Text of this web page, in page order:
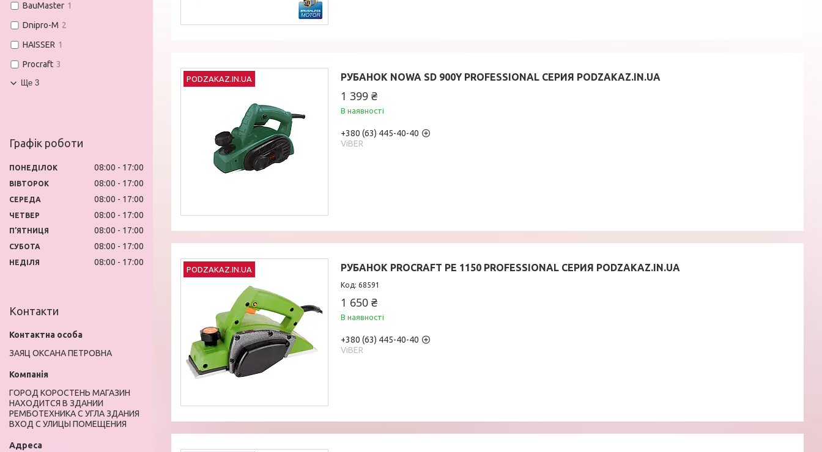
PODZAKAZ.IN.UA РУБАНОК NOWA SD 900Y PROFESSIONAL СЕРИЯ PODZAKAZ.IN.UA
1 399 ₴
В наявності
+380 (63) 445-40-40
ViBER
PODZAKAZ.IN.UA РУБАНОК PROCRAFT PE 1150 PROFESSIONAL СЕРИЯ PODZAKAZ.IN.UA
68591
1 650 ₴
В наявності
+380 (63) 445-40-40
ViBER
BauMaster 1
Dnipro-M 2
HAISSER 1
Procraft 3
Ще 3
Графік роботи
ПОНЕДІЛОК 08:00 17:00
ВІВТОРОК 08:00 17:00
СЕРЕДА 08:00 17:00
ЧЕТВЕР 08:00 17:00
ПʼЯТНИЦЯ 08:00 17:00
СУБОТА 08:00 17:00
НЕДІЛЯ 08:00 17:00
Контакти
ЗАЯЦ ОКСАНА ПЕТРОВНА
ГОРОД КОРОСТЕНЬ МАГАЗИН
НАХОДИТСЯ В ЗДАНИИ
РЕМБОТЕХНИКА С УГЛА ЗДАНИЯ
ВХОД С УЛИЦЫ ПОМЕЩЕНИЯ